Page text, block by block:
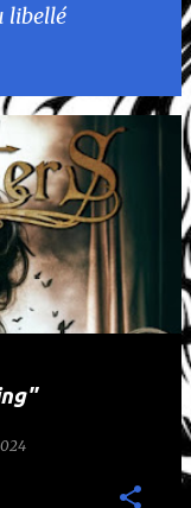
libellé